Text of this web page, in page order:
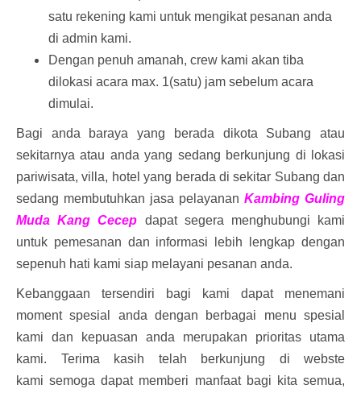
satu rekening kami untuk mengikat pesanan anda
di admin kami.
Dengan penuh amanah, crew kami akan tiba
dilokasi acara max. 1(satu) jam sebelum acara
dimulai.
Bagi anda baraya yang berada dikota Subang atau
sekitarnya atau anda yang sedang berkunjung di lokasi
pariwisata, villa, hotel yang berada di sekitar Subang dan
sedang membutuhkan jasa pelayanan Kambing Guling
Muda Kang Cecep dapat segera menghubungi kami
untuk pemesanan dan informasi lebih lengkap dengan
sepenuh hati kami siap melayani pesanan anda.
Kebanggaan tersendiri bagi kami dapat menemani
moment spesial anda dengan berbagai menu spesial
kami dan kepuasan anda merupakan prioritas utama
kami. Terima kasih telah berkunjung di webste
kami semoga dapat memberi manfaat bagi kita semua,